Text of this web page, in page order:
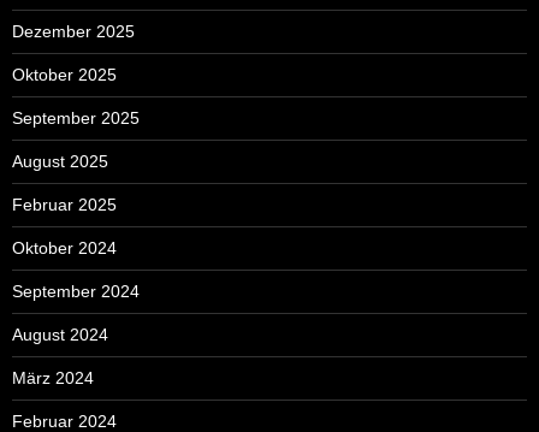
Dezember 2025
Oktober 2025
September 2025
August 2025
Februar 2025
Oktober 2024
September 2024
August 2024
März 2024
Februar 2024